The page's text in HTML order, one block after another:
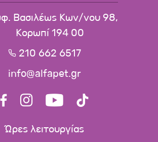
Βασιλέως Κων/νου 98,
Κορωπί 194 00
210 662 6517
info@alfapet.gr
Ώρες λειτουργίας